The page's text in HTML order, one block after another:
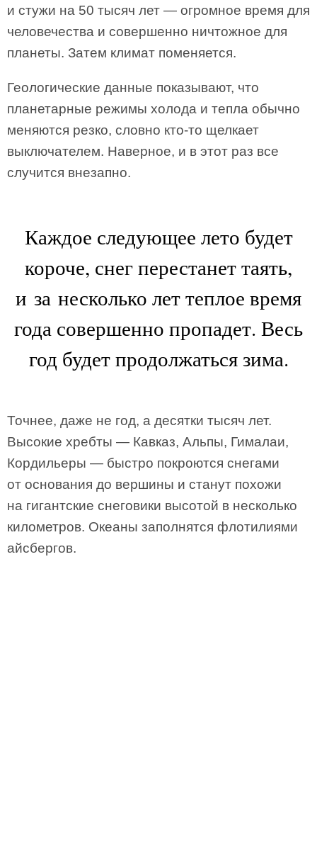
и стужи на 50 тысяч лет — огромное время для
человечества и совершенно ничтожное для
планеты. Затем климат поменяется.
Геологические данные показывают, что
планетарные режимы холода и тепла обычно
меняются резко, словно кто-то щелкает
выключателем. Наверное, и в этот раз все
случится внезапно.
Каждое следующее лето будет
короче, снег перестанет таять,
и за несколько лет теплое время
года совершенно пропадет. Весь
год будет продолжаться зима.
Точнее, даже не год, а десятки тысяч лет.
Высокие хребты — Кавказ, Альпы, Гималаи,
Кордильеры — быстро покроются снегами
от основания до вершины и станут похожи
на гигантские снеговики высотой в несколько
километров. Океаны заполнятся флотилиями
айсбергов.